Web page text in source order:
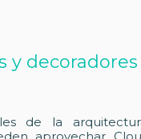
y decoradores
de la
aprovechar